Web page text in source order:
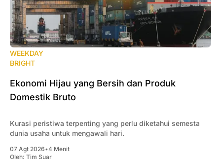
WEEKDAY
BRIGHT
Ekonomi Hijau yang Bersih dan Produk
Domestik Bruto
Kurasi peristiwa terpenting yang perlu diketahui semesta
dunia usaha untuk mengawali hari.
07 Agt 2026•4 Menit
Oleh: Tim Suar